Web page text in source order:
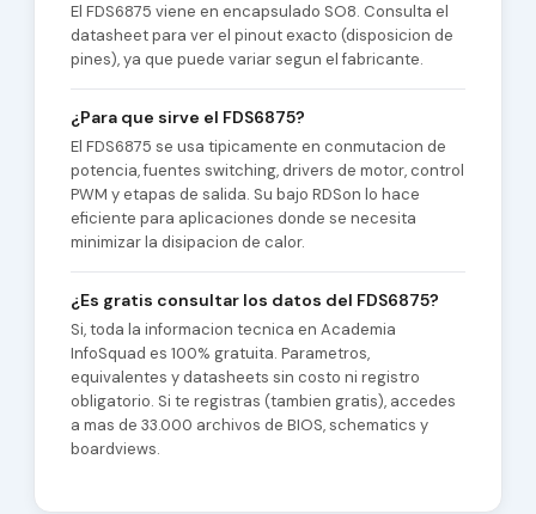
El FDS6875 viene en encapsulado SO8. Consulta el
datasheet para ver el pinout exacto (disposicion de
pines), ya que puede variar segun el fabricante.
¿Para que sirve el FDS6875?
El FDS6875 se usa tipicamente en conmutacion de
potencia, fuentes switching, drivers de motor, control
PWM y etapas de salida. Su bajo RDSon lo hace
eficiente para aplicaciones donde se necesita
minimizar la disipacion de calor.
¿Es gratis consultar los datos del FDS6875?
Si, toda la informacion tecnica en Academia
InfoSquad es 100% gratuita. Parametros,
equivalentes y datasheets sin costo ni registro
obligatorio. Si te registras (tambien gratis), accedes
a mas de 33.000 archivos de BIOS, schematics y
boardviews.